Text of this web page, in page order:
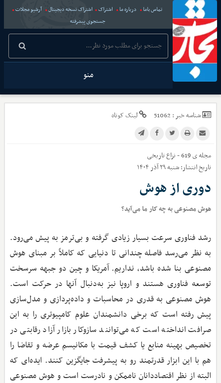
تماس باما درباره ما اشتراک اشتراک نسخه دیجیتال
آرشیو مجلات
جستجوی پیشرفته
منو
شناسه خبر : 51062 لینک کوتاه
مجله ی 619 - نزاع تاریخی
تاریخ انتشار:شنبه ۲۹ آذر ۱۴۰۴
دوری از هوش
هوش مصنوعی به چه کار ما می‌آید؟
رشد فناوری سرعت بسیار زیادی گرفته و بی‌ترمز به پیش می‌رود.
به نظر می‌رسد فاصله چندانی تا دنیایی که کاملاً بر مبنای هوش
مصنوعی بنا شده باشد، نداریم. آمریکا و چین دو جبهه سرسخت
توسعه فناوری هستند و اروپا نیز به‌دنبال آنها در حرکت است.
هوش مصنوعی به قدری در محاسبات و داده‌پردازی و مدل‌سازی
پیش رفته است که برخی دانشمندان علوم کامپیوتری را به این
صرافت انداخته است که می‌توانند سازوکار بازار آزاد رقابتی در
تخصیص بهینه منابع یا کشف قیمت با مکانیسم عرضه و تقاضا را
هم با این ابزار قدرتمند رو به پیشرفت جایگزین کنند. ایده‌ای که
البته از نظر اقتصاددانان ناممکن و نادرست است و هوش مصنوعی